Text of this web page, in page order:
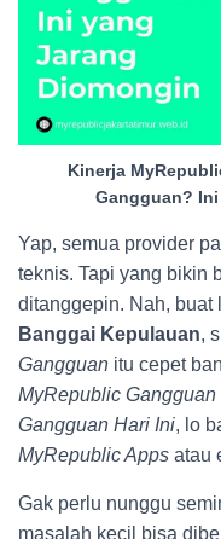
Kinerja
Gangguan? Ini
Yap, semua provider
teknis. Tapi yang bikin
ditanggepin. Nah, buat
Banggai Kepulauan,
Gangguan itu cepet
MyRepublic Gangguan
Gangguan Hari Ini, lo
MyRepublic Apps atau
Gak perlu nunggu
masalah kecil bisa